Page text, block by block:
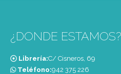
¿DONDE ESTAMOS?
Librería:C/ Cisneros, 69
Teléfono:‭942 375 226‬